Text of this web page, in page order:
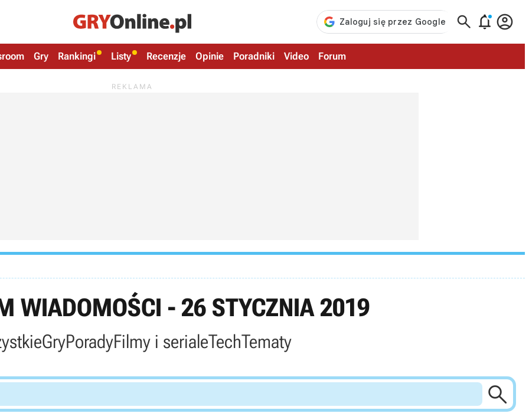
  
Gry Rankingi Listy Recenzje Opinie Poradniki Video Forum
WIADOMOŚCI - 26 STYCZNIA 2019
GryPoradyFilmy i serialeTechTematy
